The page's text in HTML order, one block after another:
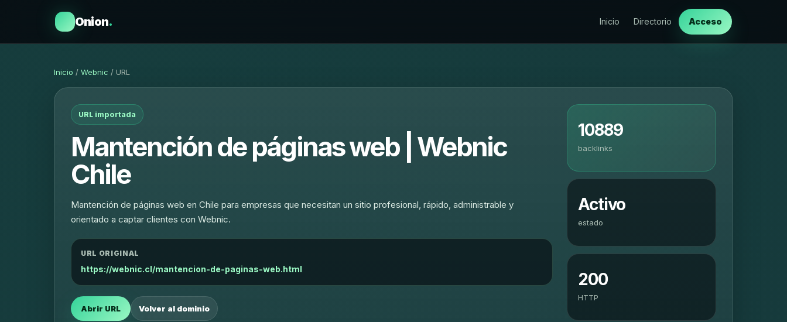
Onion. Inicio Directorio Acceso
Inicio / Webnic / URL
URL importada
Mantención de páginas web | Webnic
Chile
Mantención de páginas web en Chile para empresas que necesitan un sitio profesional, rápido, administrable y
orientado a captar clientes con Webnic.
URL ORIGINAL
https://webnic.cl/mantencion-de-paginas-web.html
Abrir URL Volver al dominio
10889
backlinks
Activo
estado
200
HTTP